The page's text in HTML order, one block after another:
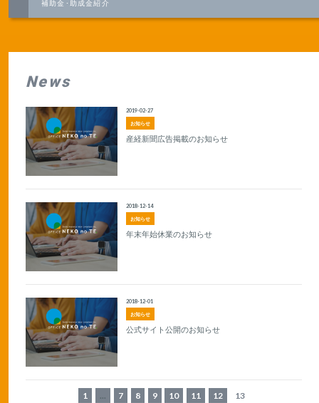
補助金･助成金紹介
News
お知らせ
2019-02-27
産経新聞広告掲載のお知らせ
お知らせ
2018-12-14
年末年始休業のお知らせ
お知らせ
2018-12-01
公式サイト公開のお知らせ
1 ... 7 8 9 10 11 12 13